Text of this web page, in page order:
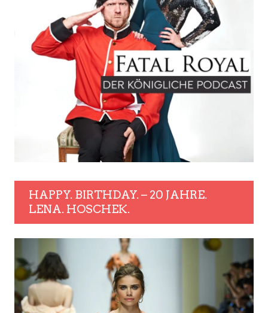
HAPPY. BIRTHDAY. – 20 JAHRE.
LENA. HOSCHEK.